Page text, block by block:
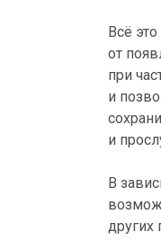
Всё
от
при
и
и
В
других